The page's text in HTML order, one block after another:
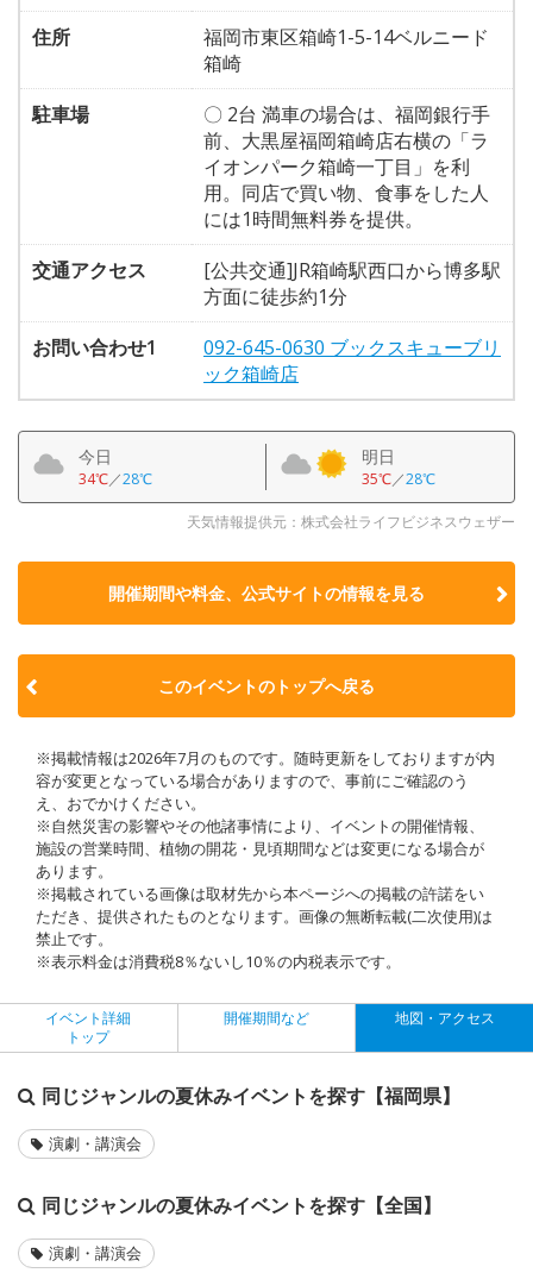
住所
福岡市東区箱崎1-5-14ベルニード
箱崎
駐車場
〇 2台 満車の場合は、福岡銀行手
前、大黒屋福岡箱崎店右横の「ラ
イオンパーク箱崎一丁目」を利
用。同店で買い物、食事をした人
には1時間無料券を提供。
交通アクセス
[公共交通]JR箱崎駅西口から博多駅
方面に徒歩約1分
お問い合わせ1
092-645-0630 ブックスキューブリ
ック箱崎店
今日
34℃／28℃
明日
35℃／28℃
天気情報提供元：株式会社ライフビジネスウェザー
開催期間や料金、公式サイトの情報を見る
このイベントのトップへ戻る
※掲載情報は2026年7月のものです。随時更新をしておりますが内
容が変更となっている場合がありますので、事前にご確認のう
え、おでかけください。
※自然災害の影響やその他諸事情により、イベントの開催情報、
施設の営業時間、植物の開花・見頃期間などは変更になる場合が
あります。
※掲載されている画像は取材先から本ページへの掲載の許諾をい
ただき、提供されたものとなります。画像の無断転載(二次使用)は
禁止です。
※表示料金は消費税8％ないし10％の内税表示です。
イベント詳細
トップ
開催期間など 地図・アクセス
同じジャンルの夏休みイベントを探す【福岡県】
演劇・講演会
同じジャンルの夏休みイベントを探す【全国】
演劇・講演会